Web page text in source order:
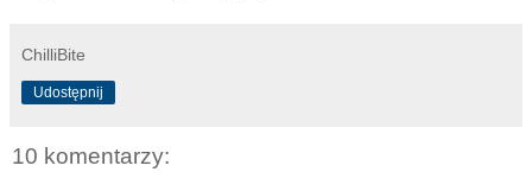
ChilliBite
Udostępnij
10 komentarzy: